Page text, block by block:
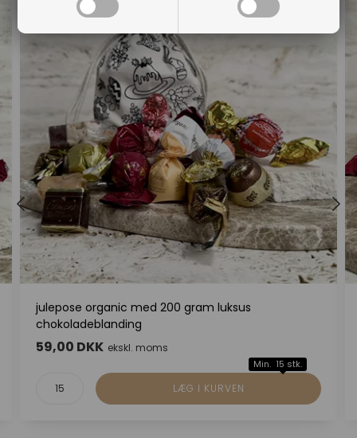
julepose organic med 200 gram luksus
chokoladeblanding
59,00 DKK ekskl. moms
Min. 15 stk.